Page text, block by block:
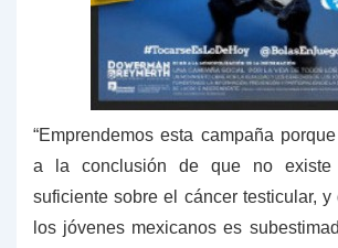
“Emprendemos esta campaña
a la conclusión de que no existe
suficiente sobre el cáncer testicular,
los jóvenes mexicanos es